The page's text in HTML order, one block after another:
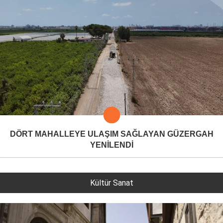
DÖRT MAHALLEYE ULAŞIM SAĞLAYAN GÜZERGAH
YENİLENDİ
Kültür Sanat